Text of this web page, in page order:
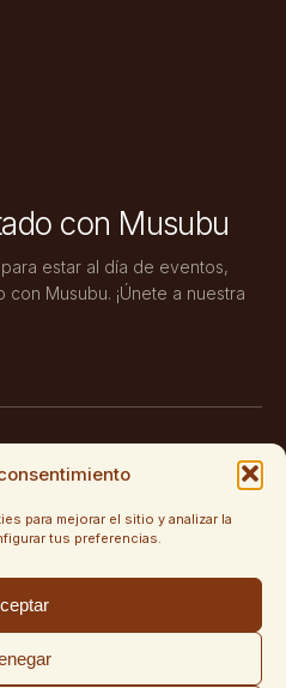
para mejorar el sitio y analizar la
tus preferencias.
con Musubu
estar al día de eventos,
Musubu. ¡Únete a nuestra